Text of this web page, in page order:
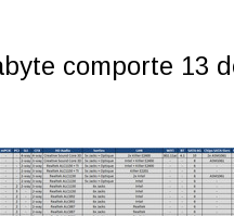
comporte 13